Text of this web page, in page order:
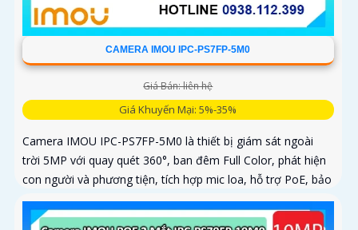
CAMERA IMOU IPC-PS7FP-5M0
Giá Bán: liên hệ
Giá Khuyến Mại: 5%-35%
Camera IMOU IPC-PS7FP-5M0 là thiết bị giám sát ngoài
trời 5MP với quay quét 360°, ban đêm Full Color, phát hiện
con người và phương tiện, tích hợp mic loa, hỗ trợ PoE, bảo
vệ an ninh toàn diện